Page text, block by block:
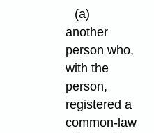
(a)
another
person who,
with the
person,
registered a
common-law